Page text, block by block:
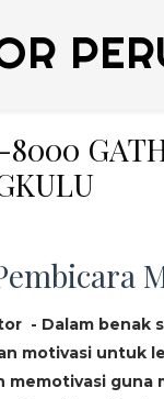
- Dalam benak
motivasi untuk
memotivasi